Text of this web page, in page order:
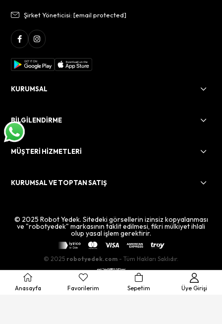
Şirket Yöneticisi:[email protected]
KURUMSAL
BİLGİLENDİRME
MÜŞTERİ HİZMETLERİ
KURUMSAL VE TOPTAN SATIŞ
© 2025 Robot Yedek. Sitedeki görsellerin izinsiz kopyalanması
ve "robotyedek" markasının taklit edilmesi, fikri mülkiyet ihlali
olup yasal işlem gerektirir.
© 2025 robotyedek.com - Tüm Hakları Saklıdır.
Anasayfa Favorilerim Sepetim Üye Girişi